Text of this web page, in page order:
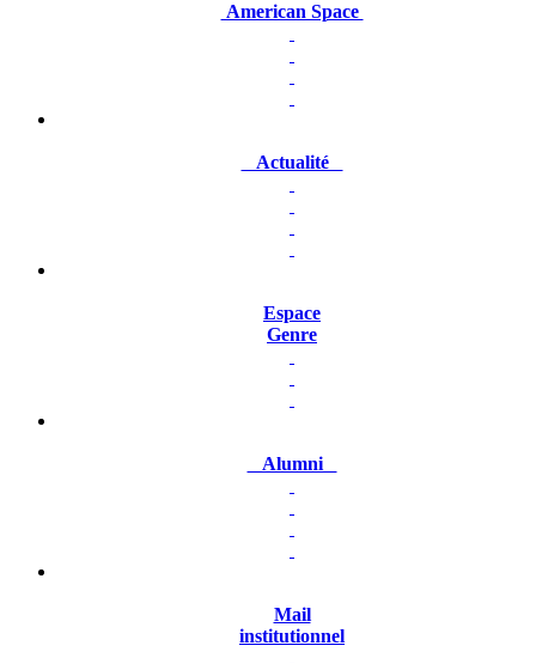
American Space
Actualité
Espace
Genre
Alumni
Mail
institutionnel